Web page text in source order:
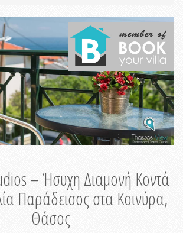
– Ήσυχη Διαμονή Κοντά
Παράδεισος στα Κοινύρα,
Θάσος